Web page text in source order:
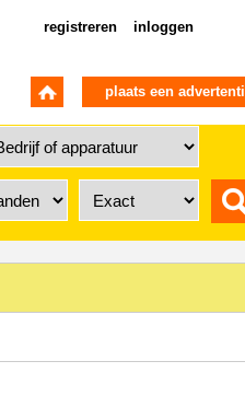
registreren inloggen
plaats een